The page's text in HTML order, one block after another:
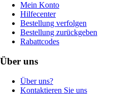
Mein Konto
Hilfecenter
Bestellung verfolgen
Bestellung zurückgeben
Rabattcodes
Über uns
Über uns?
Kontaktieren Sie uns